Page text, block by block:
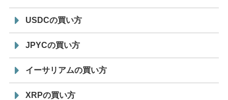
USDCの買い方
JPYCの買い方
イーサリアムの買い方
XRPの買い方